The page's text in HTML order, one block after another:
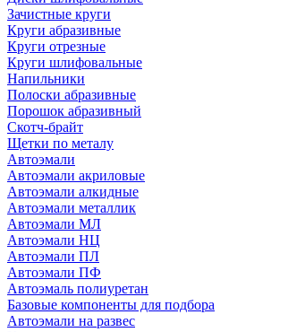
Зачистные круги
Круги абразивные
Круги отрезные
Круги шлифовальные
Напильники
Полоски абразивные
Порошок абразивный
Скотч-брайт
Щетки по металу
Автоэмали
Автоэмали акриловые
Автоэмали алкидные
Автоэмали металлик
Автоэмали МЛ
Автоэмали НЦ
Автоэмали ПЛ
Автоэмали ПФ
Автоэмаль полиуретан
Базовые компоненты для подбора
Автоэмали на развес